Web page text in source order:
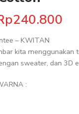
240.800
– KWITAN
kita menggunakan
sweater, dan 3D
: